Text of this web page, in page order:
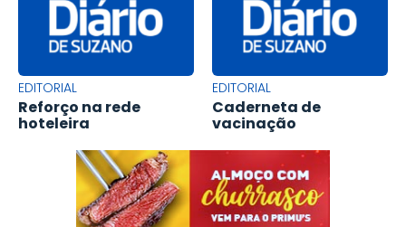
EDITORIAL
Reforço na rede
hoteleira
EDITORIAL
Caderneta de
vacinação